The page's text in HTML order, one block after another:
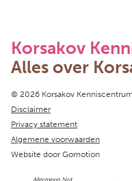
Korsakov
Alles over
Copyright
© 2026 Korsakov Kenniscentrum
Disclaimer
Privacy statement
Algemene voorwaarden
Website door Gomotion